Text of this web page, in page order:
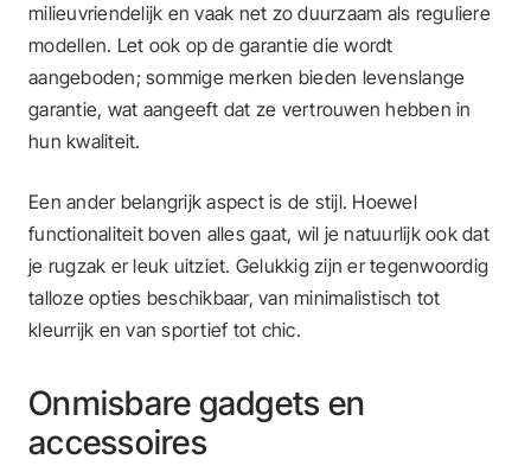
milieuvriendelijk en vaak net zo duurzaam als reguliere
modellen. Let ook op de garantie die wordt
aangeboden; sommige merken bieden levenslange
garantie, wat aangeeft dat ze vertrouwen hebben in
hun kwaliteit.
Een ander belangrijk aspect is de stijl. Hoewel
functionaliteit boven alles gaat, wil je natuurlijk ook dat
je rugzak er leuk uitziet. Gelukkig zijn er tegenwoordig
talloze opties beschikbaar, van minimalistisch tot
kleurrijk en van sportief tot chic.
Onmisbare gadgets en
accessoires